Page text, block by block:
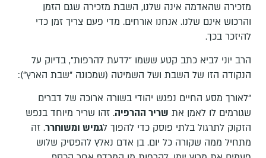
מזכירה שהאדמה אינה שלנו, השבת מזכירה שגם הזמן
והרכוש אינם שלנו. אנחנו אורחים. מדי פעם צריך זמן כדי
להיזכר בכך.
הרב יוני לביא כתב קטע ששמו "לדעת להרפות", בדיוק על
הנקודה הזו של השבת ושל השמיטה (שמכונה "שבת הארץ"):
"לאורך מסע החיים נפגש יהודי בשורה ארוכה של דברים
שגורמים לו לאמן את שריר ההרפיה. זהו שריר מיוחד בנפש
הזקוק לתרגול בלתי פוסק כדי להפוך לגמיש ומשוחרר. זה
מתחיל ממה שקורה כל יום. בן אדם נאלץ להפסיק שלוש